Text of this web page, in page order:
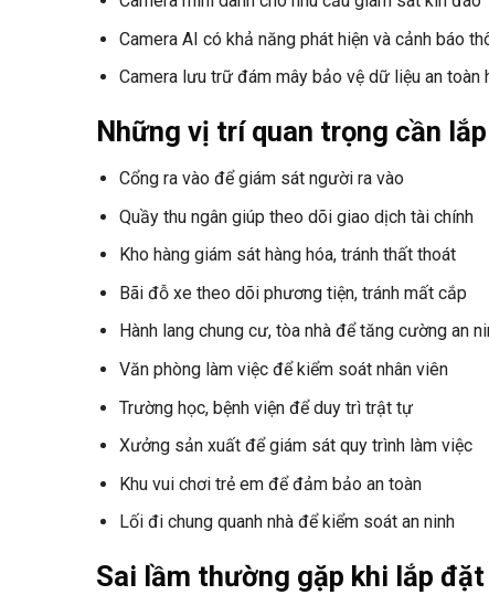
Camera AI có khả năng phát hiện và cảnh báo
Camera lưu trữ đám mây bảo vệ dữ liệu an toàn
Những vị trí quan trọng cần
Cổng ra vào để giám sát người ra vào
Quầy thu ngân giúp theo dõi giao dịch tài chính
Kho hàng giám sát hàng hóa, tránh thất thoát
Bãi đỗ xe theo dõi phương tiện, tránh mất cắp
Hành lang chung cư, tòa nhà để tăng cường an
Văn phòng làm việc để kiểm soát nhân viên
Trường học, bệnh viện để duy trì trật tự
Xưởng sản xuất để giám sát quy trình làm việc
Khu vui chơi trẻ em để đảm bảo an toàn
Lối đi chung quanh nhà để kiểm soát an ninh
Sai lầm thường gặp khi lắp